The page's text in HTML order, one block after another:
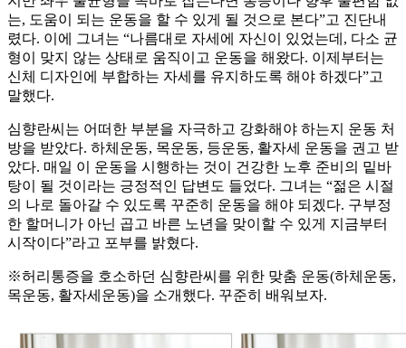
는, 도움이 되는 운동을 할 수 있게 될 것으로 본다”고 진단내
렸다. 이에 그녀는 “나름대로 자세에 자신이 있었는데, 다소 균
형이 맞지 않는 상태로 움직이고 운동을 해왔다. 이제부터는
신체 디자인에 부합하는 자세를 유지하도록 해야 하겠다”고
말했다.
심향란씨는 어떠한 부분을 자극하고 강화해야 하는지 운동 처
방을 받았다. 하체운동, 목운동, 등운동, 활자세 운동을 권고 받
았다. 매일 이 운동을 시행하는 것이 건강한 노후 준비의 밑바
탕이 될 것이라는 긍정적인 답변도 들었다. 그녀는 “젊은 시절
의 나로 돌아갈 수 있도록 꾸준히 운동을 해야 되겠다. 구부정
한 할머니가 아닌 곱고 바른 노년을 맞이할 수 있게 지금부터
시작이다”라고 포부를 밝혔다.
※허리통증을 호소하던 심향란씨를 위한 맞춤 운동(하체운동,
목운동, 활자세운동)을 소개했다. 꾸준히 배워보자.